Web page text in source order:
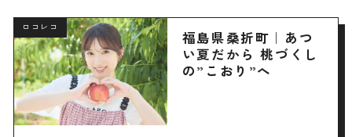
ロコレコ
福島県桑折町｜あつ
い夏だから 桃づくし
の”こおり”へ